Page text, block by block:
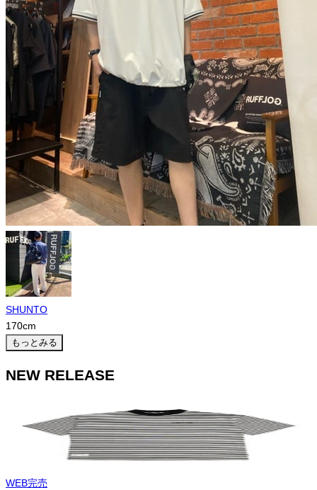
SHUNTO
170cm
もっとみる
NEW RELEASE
WEB完売